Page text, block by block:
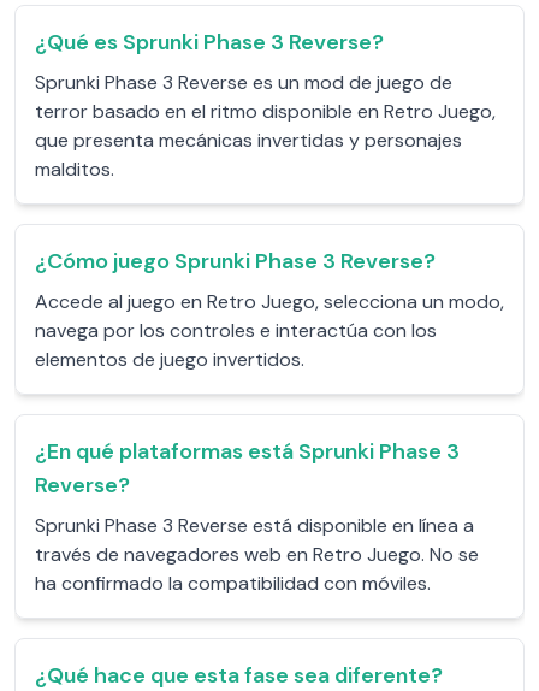
¿Qué es Sprunki Phase 3 Reverse?
Sprunki Phase 3 Reverse es un mod de juego de
terror basado en el ritmo disponible en Retro Juego,
que presenta mecánicas invertidas y personajes
malditos.
¿Cómo juego Sprunki Phase 3 Reverse?
Accede al juego en Retro Juego, selecciona un modo,
navega por los controles e interactúa con los
elementos de juego invertidos.
¿En qué plataformas está Sprunki Phase 3
Reverse?
Sprunki Phase 3 Reverse está disponible en línea a
través de navegadores web en Retro Juego. No se
ha confirmado la compatibilidad con móviles.
¿Qué hace que esta fase sea diferente?